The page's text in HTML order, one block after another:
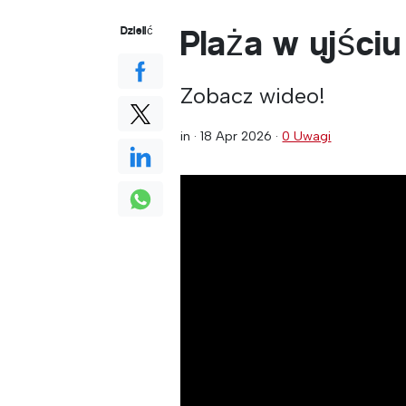
Plaża w
Zobacz wideo!
in ·18 Apr 2026 ·0 Uwagi
Dzielić